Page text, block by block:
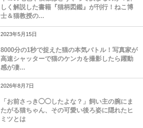
しく解説した書籍『猫柄図鑑』が刊行！ねこ博
士＆猫教授の...
2023年5月15日
8000分の1秒で捉えた猫の本気バトル！写真家が
高速シャッターで猫のケンカを撮影したら躍動
感が凄...
2026年8月7日
「お前さっき◯◯したよな？」飼い主の腕にま
たがる猫ちゃん、その可愛い後ろ姿に隠れたヒ
ミツとは